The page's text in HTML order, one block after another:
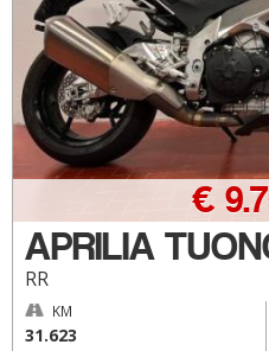
APRILIA
RR
€
KM
31.623